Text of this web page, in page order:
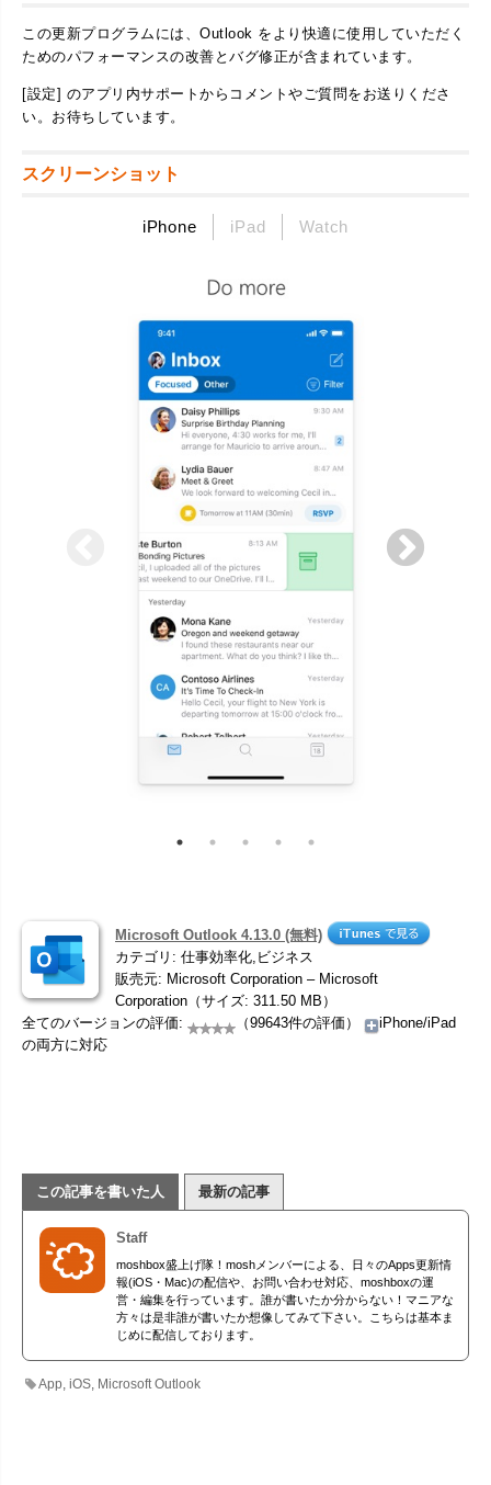
この更新プログラムには、Outlook をより快適に使用していただく
ためのパフォーマンスの改善とバグ修正が含まれています。
[設定] のアプリ内サポートからコメントやご質問をお送りくださ
い。お待ちしています。
スクリーンショット
iPhone iPad Watch
Microsoft Outlook 4.13.0 (無料)
カテゴリ: 仕事効率化,ビジネス
販売元: Microsoft Corporation – Microsoft
Corporation（サイズ: 311.50 MB）
全てのバージョンの評価:
（99643件の評価）
iPhone/iPad
の両方に対応
この記事を書いた人 最新の記事
Staff
moshbox盛上げ隊！moshメンバーによる、日々のApps更新情
報(iOS・Mac)の配信や、お問い合わせ対応、moshboxの運
営・編集を行っています。誰が書いたか分からない！マニアな
方々は是非誰が書いたか想像してみて下さい。こちらは基本ま
じめに配信しております。
App ,iOS Microsoft Outlook